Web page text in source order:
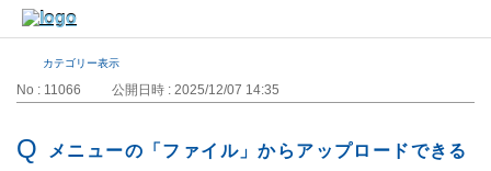
カテゴリー表示
No : 11066 公開日時 : 2025/12/07 14:35
メニューの「ファイル」からアップロードできる